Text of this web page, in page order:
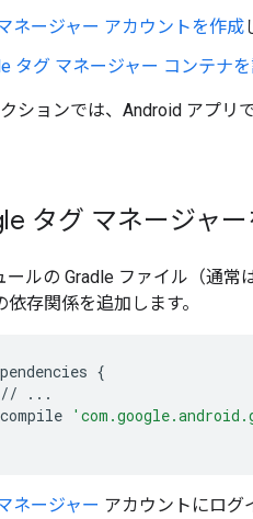
ネージャー アカウントを作成
タグ マネージャー コンテナ
ションでは、Android アプリ
タグ マネージャ
ールの Gradle ファイル（通常
依存関係を追加します。
{
//
...
ネージャー アカウントにログ